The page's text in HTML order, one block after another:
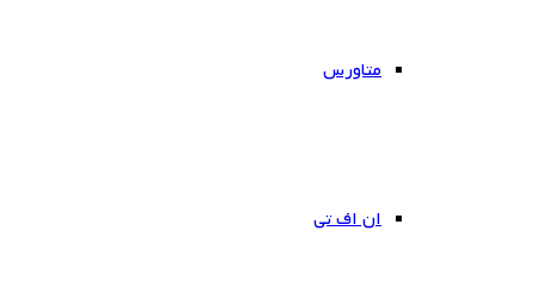
متاورس
ان اف تی